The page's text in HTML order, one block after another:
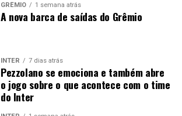
GRÊMIO 1 semana atrás
A nova barca de saídas do Grêmio
INTER 7 dias atrás
Pezzolano se emociona e também abre
o jogo sobre o que acontece com o time
do Inter